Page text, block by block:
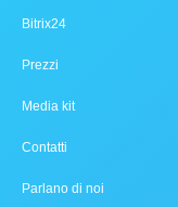
Bitrix24
Prezzi
Media kit
Contatti
Parlano di noi